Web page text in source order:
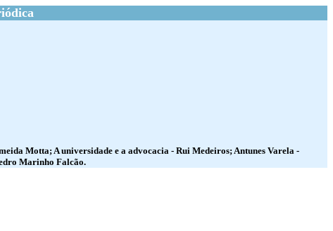
Motta; A universidade e a advocacia - Rui Medeiros; Antunes Varela -
Marinho Falcão.